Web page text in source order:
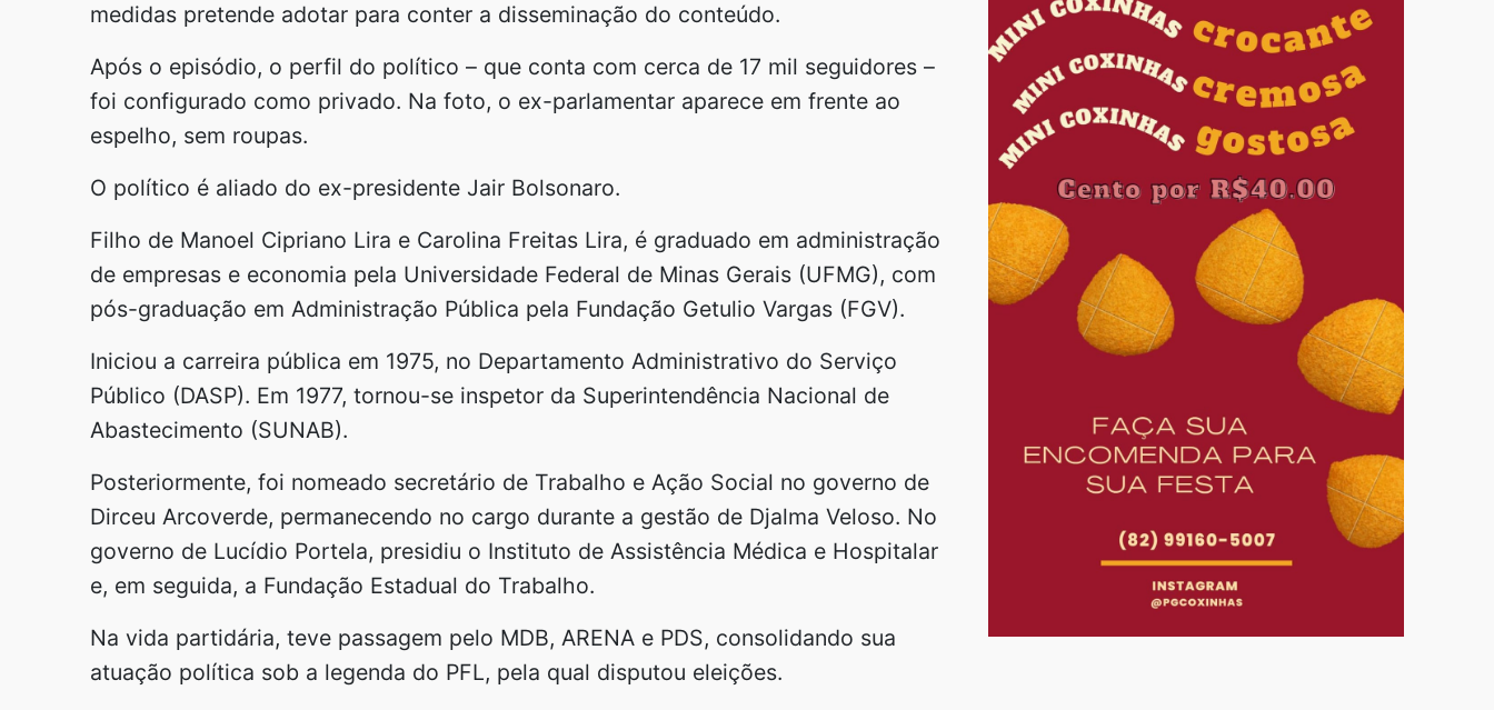
medidas pretende adotar para conter a disseminação do conteúdo.
Após o episódio, o perfil do político – que conta com cerca de 17 mil seguidores –
foi configurado como privado. Na foto, o ex-parlamentar aparece em frente ao
espelho, sem roupas.
O político é aliado do ex-presidente Jair Bolsonaro.
Filho de Manoel Cipriano Lira e Carolina Freitas Lira, é graduado em administração
de empresas e economia pela Universidade Federal de Minas Gerais (UFMG), com
pós-graduação em Administração Pública pela Fundação Getulio Vargas (FGV).
Iniciou a carreira pública em 1975, no Departamento Administrativo do Serviço
Público (DASP). Em 1977, tornou-se inspetor da Superintendência Nacional de
Abastecimento (SUNAB).
Posteriormente, foi nomeado secretário de Trabalho e Ação Social no governo de
Dirceu Arcoverde, permanecendo no cargo durante a gestão de Djalma Veloso. No
governo de Lucídio Portela, presidiu o Instituto de Assistência Médica e Hospitalar
e, em seguida, a Fundação Estadual do Trabalho.
Na vida partidária, teve passagem pelo MDB, ARENA e PDS, consolidando sua
atuação política sob a legenda do PFL, pela qual disputou eleições.